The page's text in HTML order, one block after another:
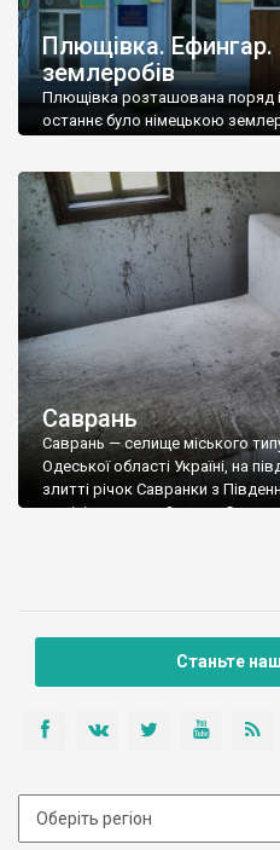
Плющівка. Ефингар.
землеробів
Плющівка розташована поряд
останнє було німецькою
році в частині губерній
займатись сільським
з’явилася нова заборона, але
(свіжеокупованих) регіонах, де
Саврань
Саврань — селище міського
Одеської області Україні, на
злитті річок Савранки з
адміністративний центр
Станьте